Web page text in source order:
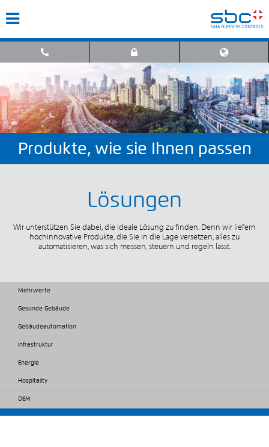
Produkte, wie sie Ihnen passen
Lösungen
Wir unterstützen Sie dabei, die ideale Lösung zu finden. Denn wir liefern
hochinnovative Produkte, die Sie in die Lage versetzen, alles zu
automatisieren, was sich messen, steuern und regeln lässt.
Mehrwerte
Gesunde Gebäude
Gebäudeautomation
Infrastruktur
Energie
Hospitality
OEM